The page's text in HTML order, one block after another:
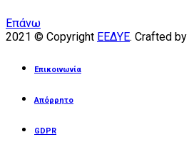
Επάνω
2021 © Copyright ΕΕΔΥΕ. Crafted by
Επικοινωνία
Απόρρητο
GDPR